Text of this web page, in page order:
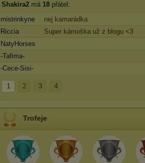
Shakira2 má 18 přátel:
mistrinkyne
nej kamarádka
Riccia
Super kámoška už z blogu <3
NatyHorses
-Tafima-
-Cece-Sisi-
1 2 3 4
Trofeje